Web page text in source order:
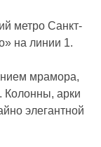
метро Санкт-
на линии 1.
мрамора,
Колонны, арки
элегантной